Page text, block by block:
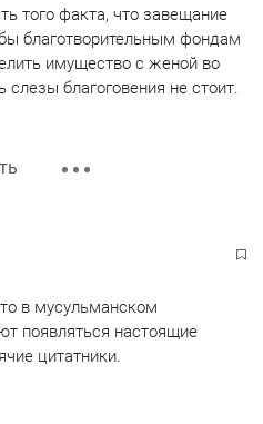
того факта, что завещание
благотворительным фондам
имущество с женой во
слезы благоговения не стоит.
в мусульманском
появляться настоящие
цитатники.